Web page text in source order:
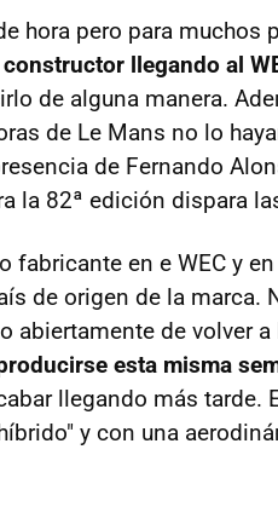
hora pero para muchos
llegando al
de alguna manera.
de Le Mans no lo
de Fernando
la 82ª edición dispara
fabricante en e WEC y
de origen de la marca.
abiertamente de volver
esta misma
llegando más tarde.
y con una